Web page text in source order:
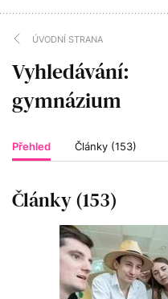
ÚVODNÍ STRANA
Vyhledávání:
Přehled Články (153)
Články (153)